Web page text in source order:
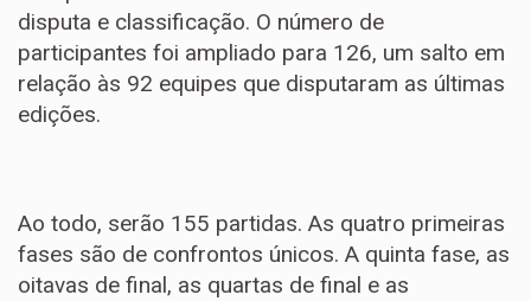
disputa e classificação. O número de
participantes foi ampliado para 126, um salto em
relação às 92 equipes que disputaram as últimas
edições.
Ao todo, serão 155 partidas. As quatro primeiras
fases são de confrontos únicos. A quinta fase, as
oitavas de final, as quartas de final e as